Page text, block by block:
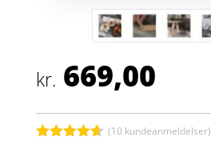
kr. 669,00
(10 kundeanmeldelser)